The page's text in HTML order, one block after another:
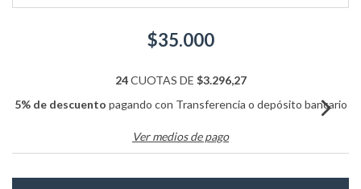
$35.000
24CUOTAS DE $3.296,27
5% de descuento pagando con Transferencia o depósito bancario
Ver medios de pago